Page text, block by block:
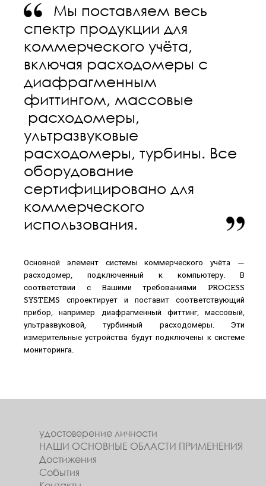
Мы поставляем весь
спектр продукции для
коммерческого учёта,
включая расходомеры с
диафрагменным
фиттингом, массовые
расходомеры,
ультразвуковые
расходомеры, турбины. Все
оборудование
сертифицировано для
коммерческого
использования.
Основной элемент системы коммерческого учёта —
расходомер, подключенный к компьютеру. В
соответствии с Вашими требованиями PROCESS
SYSTEMS спроектирует и поставит соответствующий
прибор, например диафрагменный фиттинг, массовый,
ультразвуковой, турбинный расходомеры. Эти
измерительные устройства будут подключены к системе
мониторинга.
удостоверение личности
НАШИ ОСНОВНЫЕ ОБЛАСТИ ПРИМЕНЕНИЯ
Достижения
События